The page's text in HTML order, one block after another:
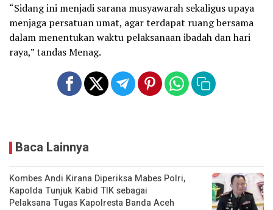
“Sidang ini menjadi sarana musyawarah sekaligus upaya
menjaga persatuan umat, agar terdapat ruang bersama
dalam menentukan waktu pelaksanaan ibadah dan hari
raya,” tandas Menag.
Baca Lainnya
Kombes Andi Kirana Diperiksa Mabes Polri,
Kapolda Tunjuk Kabid TIK sebagai
Pelaksana Tugas Kapolresta Banda Aceh